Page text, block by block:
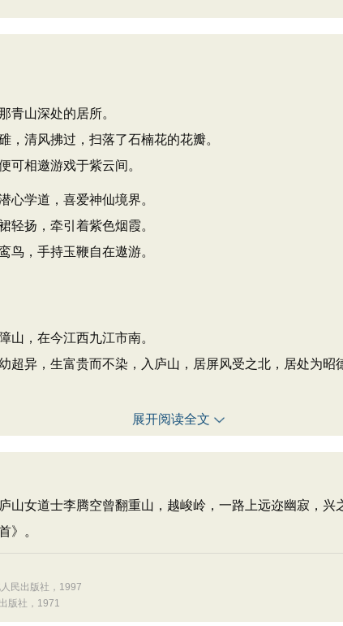
青山深处的居所。
，清风拂过，扫落了石楠花的花瓣。
可相邀游戏于紫云间。
心学道，喜爱神仙境界。
轻扬，牵引着紫色烟霞。
鸟，手持玉鞭自在遨游。
山，在今江西九江市南。
超异，生富贵而不染，入庐山，居屏风受之北，居处为昭
展开阅读全文
山女道士李腾空曾翻重山，越峻岭，一路上远迩幽寂，兴
》。
民出版社，1997
版社，1971